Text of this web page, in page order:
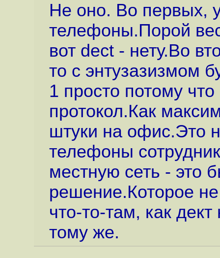
Не оно. Во первых,
телефоны.Порой
вот dect - нету.Во
то с энтузазизмом
1 просто потому
протокол.Как
штуки на офис.Это
телефоны
местную сеть - это
решение.Которое
что-то-там, как
тому же.